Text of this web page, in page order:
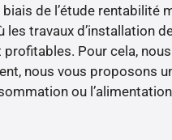
biais de l’étude rentabilité
travaux d’installation
Pour cela,
nous vous proposons
ou